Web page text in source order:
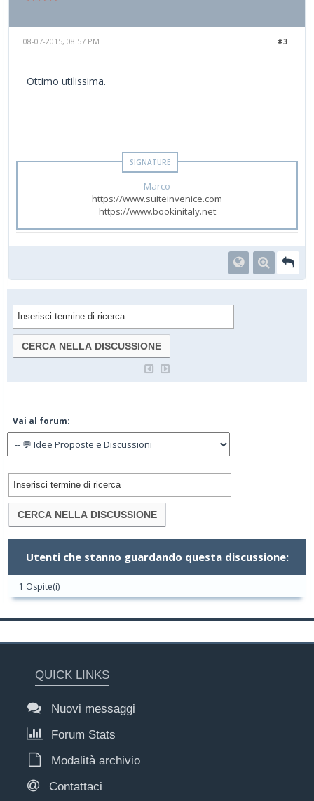
#3
08-07-2015, 08:57 PM
Ottimo utilissima.
Marco
https://www.suiteinvenice.com
https://www.bookinitaly.net
Vai al forum:
Utenti che stanno guardando questa discussione:
1 Ospite(i)
QUICK LINKS
Nuovi messaggi
Forum Stats
Modalità archivio
Contattaci